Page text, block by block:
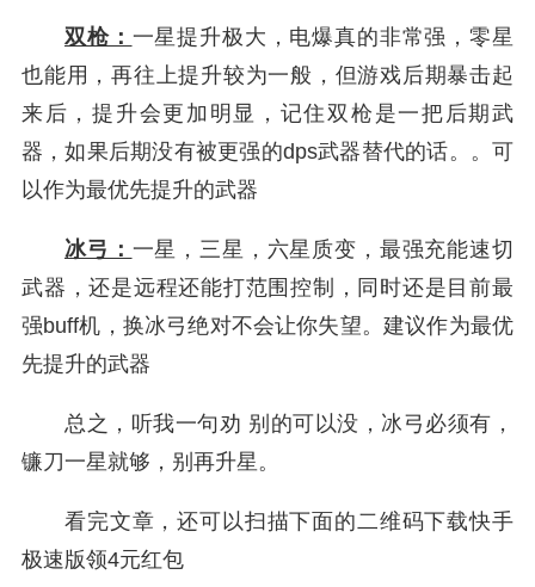
双枪： 一星提升极大，电爆真的非常强，零星
也能用，再往上提升较为一般，但游戏后期暴击起
来后，提升会更加明显，记住双枪是一把后期武
器，如果后期没有被更强的dps武器替代的话。。可
以作为最优先提升的武器
冰弓： 一星，三星，六星质变，最强充能速切
武器，还是远程还能打范围控制，同时还是目前最
强buff机，换冰弓绝对不会让你失望。建议作为最优
先提升的武器
总之，听我一句劝 别的可以没，冰弓必须有，
镰刀一星就够，别再升星。
看完文章，还可以扫描下面的二维码下载快手
极速版领4元红包